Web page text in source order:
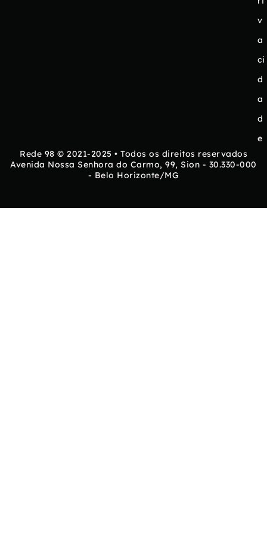
v
a
ci
d
a
d
e
Rede 98 © 2021-2025 • Todos os direitos reservados
Avenida Nossa Senhora do Carmo, 99, Sion - 30.330-000
- Belo Horizonte/MG